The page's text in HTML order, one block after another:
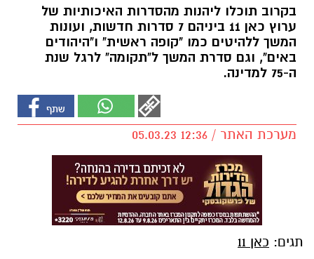
בקרוב תוכלו ליהנות מהסדרות האיכותיות של
ערוץ כאן 11 ביניהם 7 סדרות חדשות, ועונות
המשך ללהיטים כמו "קופה ראשית" ו"היהודים
באים", וגם סדרת המשך ל"תקומה" לרגל שנת
ה-75 למדינה.
מערכת האתר / 12:36 05.03.23
תגים: כאן 11